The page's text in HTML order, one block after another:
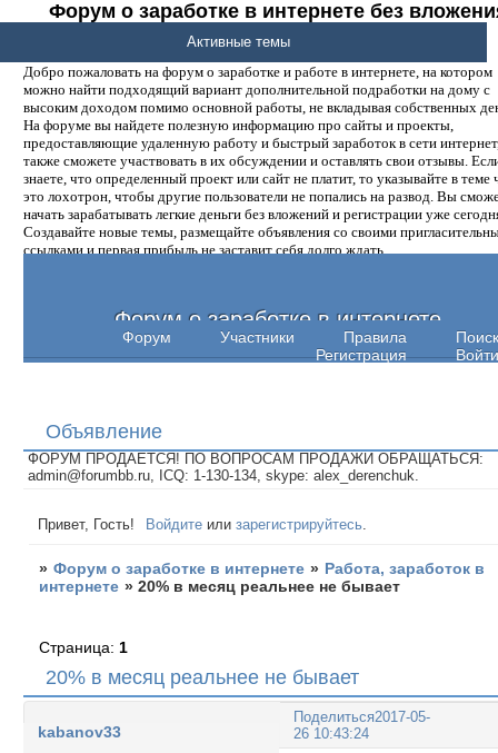
Форум о заработке в интернете без
денег.
Добро пожаловать на форум о заработке и работе в интернете, на котором
можно найти подходящий вариант дополнительной подработки на дому с
высоким доходом помимо основной работы, не вкладывая собственных
На форуме вы найдете полезную информацию про сайты и проекты,
предоставляющие удаленную работу и быстрый заработок в сети
также сможете участвовать в их обсуждении и оставлять свои отзывы.
знаете, что определенный проект или сайт не платит, то указывайте в теме
это лохотрон, чтобы другие пользователи не попались на развод. Вы
начать зарабатывать легкие деньги без вложений и регистрации уже
Создавайте новые темы, размещайте объявления со своими
ссылками и первая прибыль не заставит себя долго ждать.
Форум о заработке в интернете
Форум Участники Правила
Поиск
Регистрация
Войти
Активные темы
Объявление
ФОРУМ ПРОДАЕТСЯ! ПО ВОПРОСАМ ПРОДАЖИ ОБРАЩАТЬСЯ:
admin@forumbb.ru, ICQ: 1-130-134, skype: alex_derenchuk.
Привет, Гость! Войдите илизарегистрируйтесь
» Форум о заработке в интернете » Работа, заработок в
интернете »20% в месяц реальнее не бывает
20% в месяц реальнее не бывает
Страница: 1
Поделиться2017-05-
26 10:43:24
kabanov33